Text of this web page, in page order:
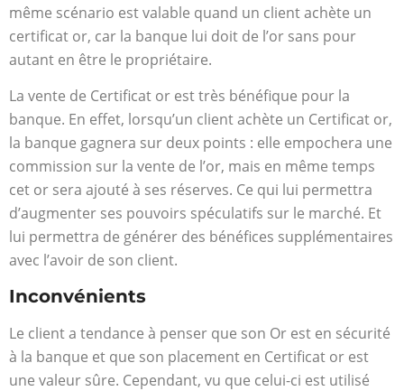
même scénario est valable quand un client achète un
certificat or, car la banque lui doit de l’or sans pour
autant en être le propriétaire.
La vente de Certificat or est très bénéfique pour la
banque. En effet, lorsqu’un client achète un Certificat or,
la banque gagnera sur deux points : elle empochera une
commission sur la vente de l’or, mais en même temps
cet or sera ajouté à ses réserves. Ce qui lui permettra
d’augmenter ses pouvoirs spéculatifs sur le marché. Et
lui permettra de générer des bénéfices supplémentaires
avec l’avoir de son client.
Inconvénients
Le client a tendance à penser que son Or est en sécurité
à la banque et que son placement en Certificat or est
une valeur sûre. Cependant, vu que celui-ci est utilisé